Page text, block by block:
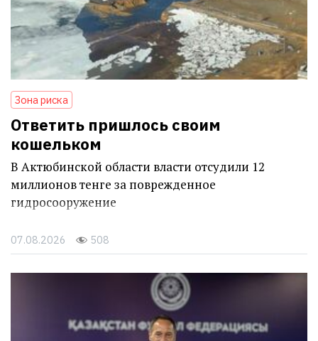
Зона риска
Ответить пришлось своим
кошельком
В Актюбинской области власти отсудили 12
миллионов тенге за поврежденное
гидросооружение
07.08.2026 508